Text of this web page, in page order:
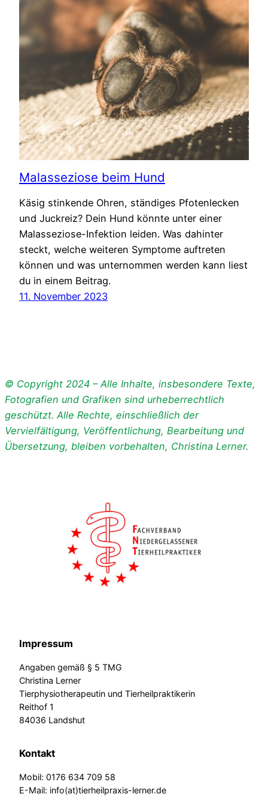
Malasseziose beim Hund
Käsig stinkende Ohren, ständiges Pfotenlecken
und Juckreiz? Dein Hund könnte unter einer
Malasseziose-Infektion leiden. Was dahinter
steckt, welche weiteren Symptome auftreten
können und was unternommen werden kann liest
du in einem Beitrag.
11. November 2023
© Copyright 2024 – Alle Inhalte, insbesondere Texte,
Fotografien und Grafiken sind urheberrechtlich
geschützt. Alle Rechte, einschließlich der
Vervielfältigung, Veröffentlichung, Bearbeitung und
Übersetzung, bleiben vorbehalten, Christina Lerner.
Impressum
Angaben gemäß § 5 TMG
Christina Lerner
Tierphysiotherapeutin und Tierheilpraktikerin
Reithof 1
84036 Landshut
Kontakt
Mobil: 0176 634 709 58
E-Mail: info(at)tierheilpraxis-lerner.de